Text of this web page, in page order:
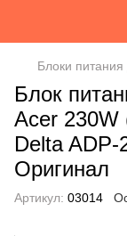
Блоки питания
Блок
Acer
Delta ADP-
Оригинал
Артикул: 03014